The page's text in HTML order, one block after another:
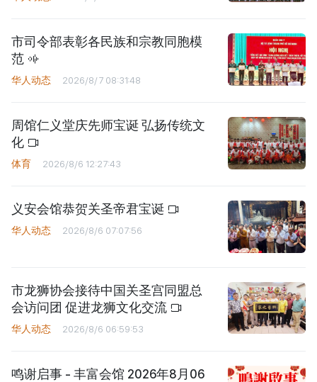
市司令部表彰各民族和宗教同胞模
范
华人动态 2026/8/7 08:31:48
周馆仁义堂庆先师宝诞 弘扬传统文
化
体育 2026/8/6 12:27:43
义安会馆恭贺关圣帝君宝诞
华人动态 2026/8/6 07:07:56
市龙狮协会接待中国关圣宫同盟总
会访问团 促进龙狮文化交流
华人动态 2026/8/6 06:59:53
鸣谢启事 - 丰富会馆 2026年8月06